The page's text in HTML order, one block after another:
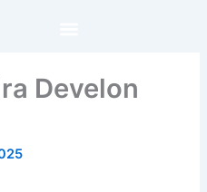
Develon